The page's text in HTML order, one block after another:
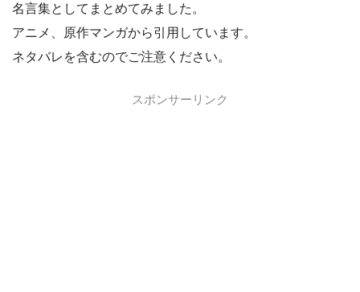
名言集としてまとめてみました。
アニメ、原作マンガから引用しています。
ネタバレを含むのでご注意ください。
スポンサーリンク